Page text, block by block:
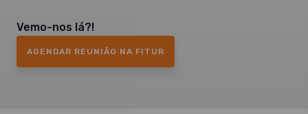
Vemo-nos lá?!
AGENDAR REUNIÃO NA FITUR